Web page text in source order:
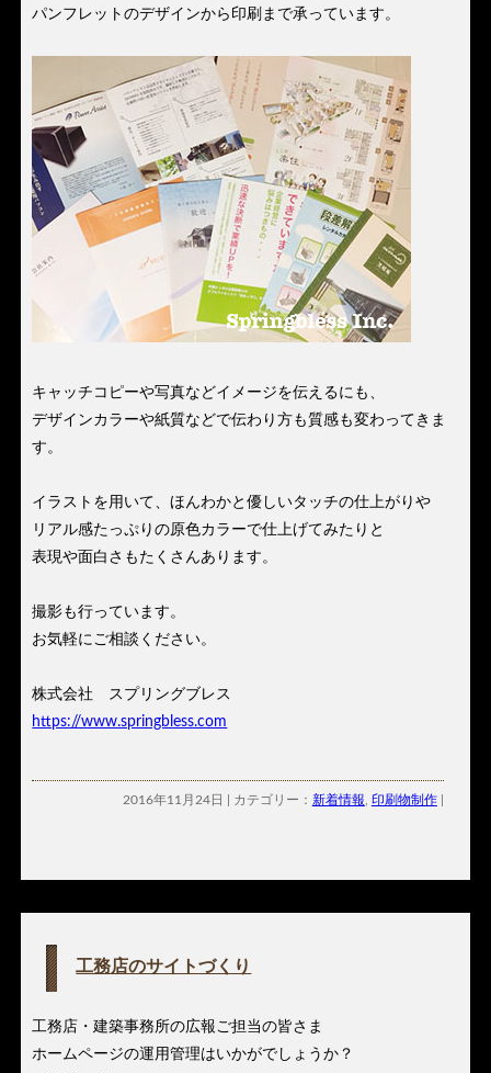
パンフレットのデザインから印刷まで承っています。
キャッチコピーや写真などイメージを伝えるにも、
デザインカラーや紙質などで伝わり方も質感も変わってきま
す。
イラストを用いて、ほんわかと優しいタッチの仕上がりや
リアル感たっぷりの原色カラーで仕上げてみたりと
表現や面白さもたくさんあります。
撮影も行っています。
お気軽にご相談ください。
株式会社 スプリングブレス
https://www.springbless.com
2016年11月24日 | カテゴリー： 新着情報 印刷物制作|
工務店のサイトづくり
工務店・建築事務所の広報ご担当の皆さま
ホームページの運用管理はいかがでしょうか？